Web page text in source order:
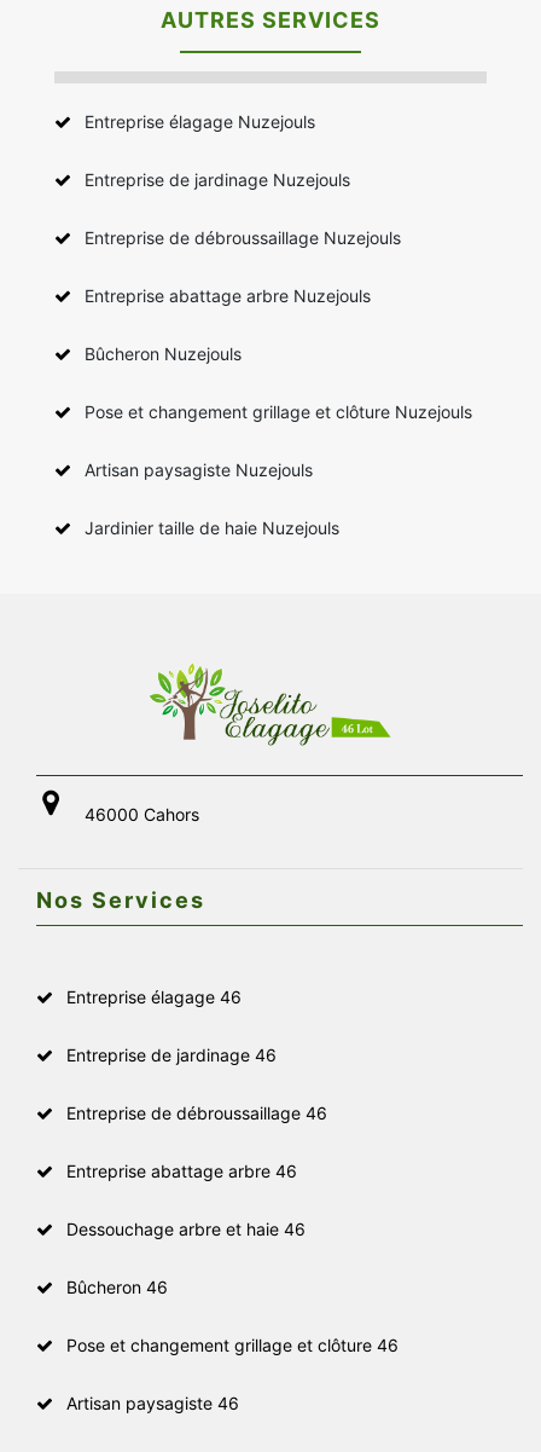
AUTRES SERVICES
Entreprise élagage Nuzejouls
Entreprise de jardinage Nuzejouls
Entreprise de débroussaillage Nuzejouls
Entreprise abattage arbre Nuzejouls
Bûcheron Nuzejouls
Pose et changement grillage et clôture Nuzejouls
Artisan paysagiste Nuzejouls
Jardinier taille de haie Nuzejouls
46000 Cahors
Nos Services
Entreprise élagage 46
Entreprise de jardinage 46
Entreprise de débroussaillage 46
Entreprise abattage arbre 46
Dessouchage arbre et haie 46
Bûcheron 46
Pose et changement grillage et clôture 46
Artisan paysagiste 46